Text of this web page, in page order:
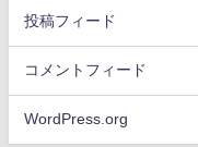
投稿フィード
コメントフィード
WordPress.org